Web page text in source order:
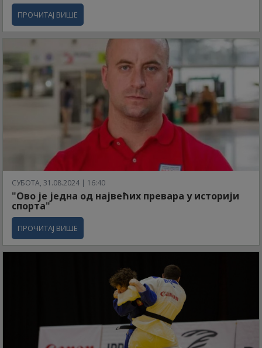
ПРОЧИТАЈ ВИШЕ
СУБОТА, 31.08.2024 | 16:40
"Ово је једна од највећих превара у историји
спорта"
ПРОЧИТАЈ ВИШЕ